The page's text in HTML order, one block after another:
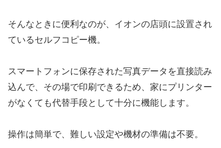
そんなときに便利なのが、イオンの店頭に設置され
ているセルフコピー機。
スマートフォンに保存された写真データを直接読み
込んで、その場で印刷できるため、家にプリンター
がなくても代替手段として十分に機能します。
操作は簡単で、難しい設定や機材の準備は不要。